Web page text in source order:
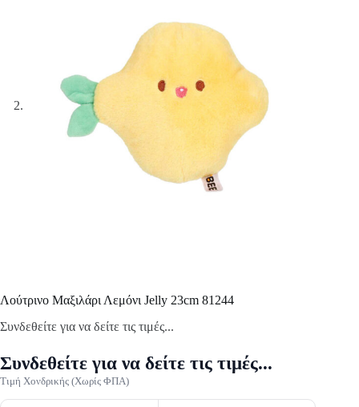
Λούτρινο Μαξιλάρι Λεμόνι Jelly 23cm 81244
Συνδεθείτε για να δείτε τις τιμές...
Συνδεθείτε για να δείτε τις τιμές...
Τιμή Χονδρικής (Χωρίς ΦΠΑ)